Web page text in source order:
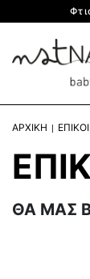
ΑΡΧΙΚΗ
ΘΑ ΜΑΣ